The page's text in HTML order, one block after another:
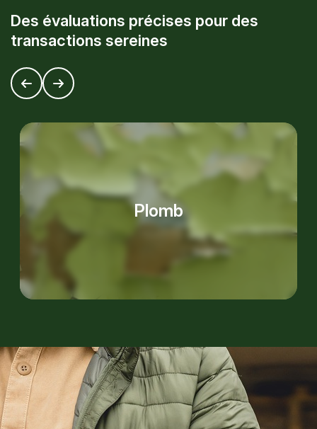
Des évaluations précises pour des
transactions sereines
Plomb